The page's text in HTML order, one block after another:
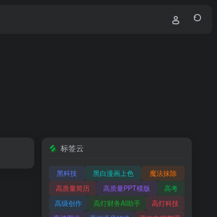
标签云
黑科技 黑白漫画上色
魔法抹除
高质量简历
高质量PPT模版
高考
高级创作
高灯财务AI助手
高灯科技